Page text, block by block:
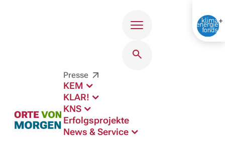
Presse
KEM
KLAR!
KNS
Erfolgsprojekte
News & Service